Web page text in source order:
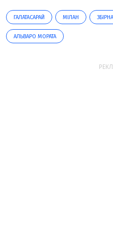
ГАЛАТАСАРАЙ МІЛАН
АЛЬВАРО МОРАТА